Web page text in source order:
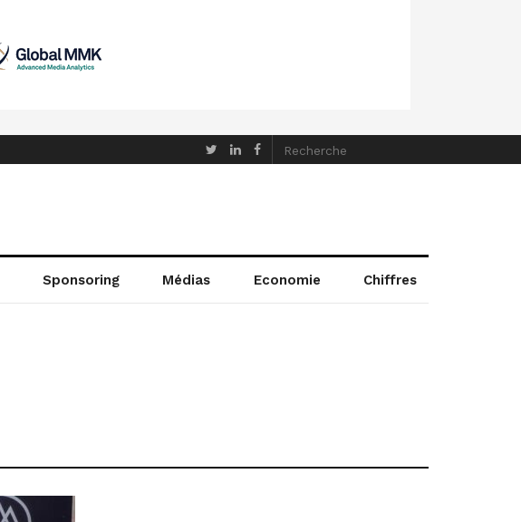
Sponsoring Médias Economie Chiffres